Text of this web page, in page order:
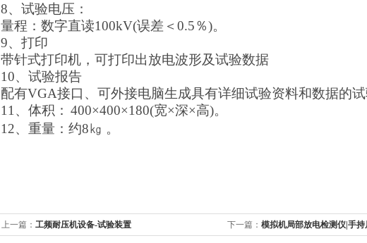
8、试验电压：
量程：数字直读100kV(误差＜0.5％)。
9、打印
带针式打印机，可打印出放电波形及试验数据
10、 试验报告
配有VGA接口 、 可外接电脑生成具有详细试验资料和数据的
11、体积： 400×400×180(宽×深×高)。
1 2、重量：约8㎏ 。
上一篇： 工频耐压机设备-试验装置 下一篇： 模拟机局部放电检测仪|手持